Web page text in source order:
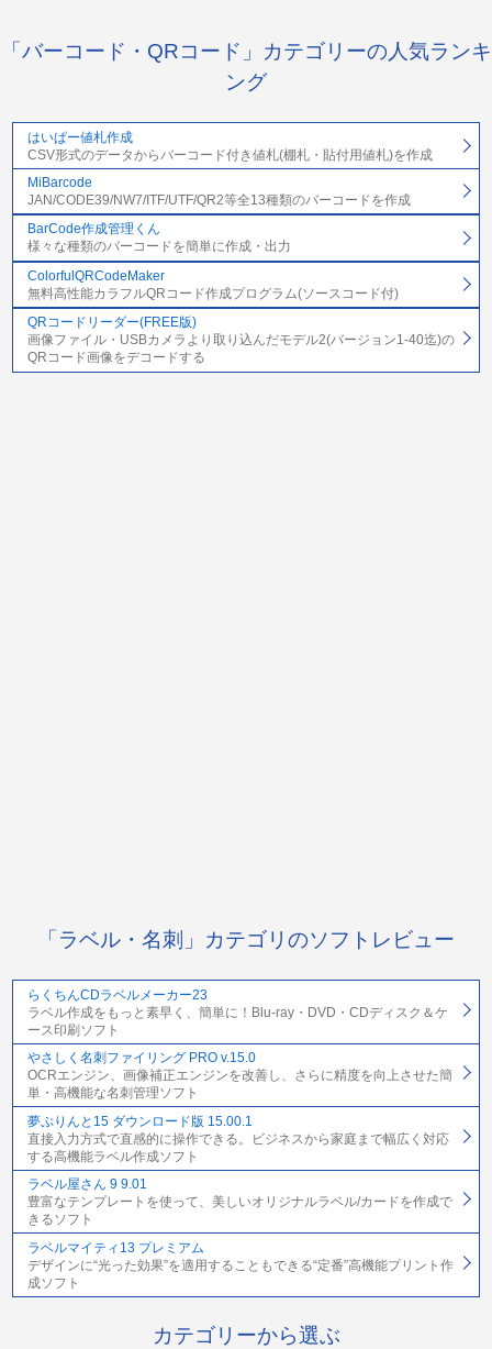
「バーコード・QRコード」カテゴリーの人気ランキ
ング
はいぱー値札作成
CSV形式のデータからバーコード付き値札(棚札・貼付用値札)を作成
MiBarcode
JAN/CODE39/NW7/ITF/UTF/QR2等全13種類のバーコードを作成
BarCode作成管理くん
様々な種類のバーコードを簡単に作成・出力
ColorfulQRCodeMaker
無料高性能カラフルQRコード作成プログラム(ソースコード付)
QRコードリーダー(FREE版)
画像ファイル・USBカメラより取り込んだモデル2(バージョン1-40迄)の
QRコード画像をデコードする
「ラベル・名刺」カテゴリのソフトレビュー
らくちんCDラベルメーカー23
ラベル作成をもっと素早く、簡単に！Blu-ray・DVD・CDディスク＆ケ
ース印刷ソフト
やさしく名刺ファイリング PRO v.15.0
OCRエンジン、画像補正エンジンを改善し、さらに精度を向上させた簡
単・高機能な名刺管理ソフト
夢ぷりんと15 ダウンロード版 15.00.1
直接入力方式で直感的に操作できる。ビジネスから家庭まで幅広く対応
する高機能ラベル作成ソフト
ラベル屋さん 9 9.01
豊富なテンプレートを使って、美しいオリジナルラベル/カードを作成で
きるソフト
ラベルマイティ13 プレミアム
デザインに“光った効果”を適用することもできる“定番”高機能プリント作
成ソフト
カテゴリーから選ぶ